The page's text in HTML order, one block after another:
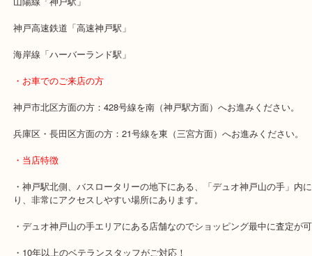
刻印の無い物や、デザインが美しい海外製品など、大吉デュオ神戸
するところでございます！是非是非、お客様のコレクションをお持
ませ。
・最寄り駅のご案内
山陽線「神戸駅」
神戸高速鉄道「高速神戸駅」
海岸線「ハーバーランド駅」
・お車でのご来店の方
神戸市北区方面の方：428号線を南（神戸駅方面）へお進みくださ
兵庫区・長田区方面の方：21号線を東（三宮方面）へお進みくださ
・当店特徴